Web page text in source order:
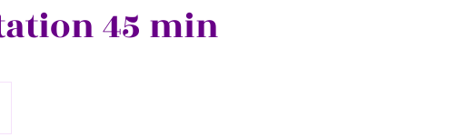
45 min